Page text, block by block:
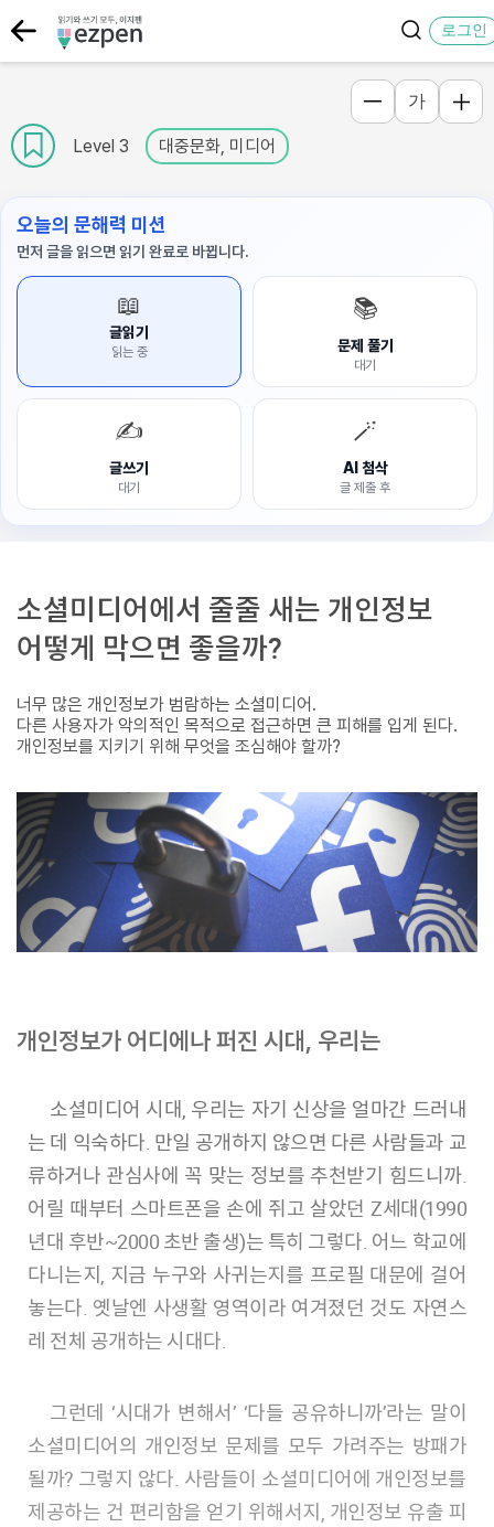
로그인
Level 3 대중문화, 미디어
가
오늘의 문해력 미션
먼저 글을 읽으면 읽기 완료로 바뀝니다.
📖
글읽기
읽는 중
📚
문제 풀기
대기
✍️
글쓰기
대기
🪄
AI 첨삭
글 제출 후
소셜미디어에서 줄줄 새는 개인정보
어떻게 막으면 좋을까?
너무 많은 개인정보가 범람하는 소셜미디어.
다른 사용자가 악의적인 목적으로 접근하면 큰 피해를 입게 된다.
개인정보를 지키기 위해 무엇을 조심해야 할까?
개인정보가 어디에나 퍼진 시대, 우리는
소셜미디어 시대, 우리는 자기 신상을 얼마간 드러내
는 데 익숙하다. 만일 공개하지 않으면 다른 사람들과 교
류하거나 관심사에 꼭 맞는 정보를 추천받기 힘드니까.
어릴 때부터 스마트폰을 손에 쥐고 살았던 Z세대(1990
년대 후반~2000 초반 출생)는 특히 그렇다. 어느 학교에
다니는지, 지금 누구와 사귀는지를 프로필 대문에 걸어
놓는다. 옛날엔 사생활 영역이라 여겨졌던 것도 자연스
레 전체 공개하는 시대다.
그런데 ‘시대가 변해서’ ‘다들 공유하니까’라는 말이
소셜미디어의 개인정보 문제를 모두 가려주는 방패가
될까? 그렇지 않다. 사람들이 소셜미디어에 개인정보를
제공하는 건 편리함을 얻기 위해서지, 개인정보 유출 피